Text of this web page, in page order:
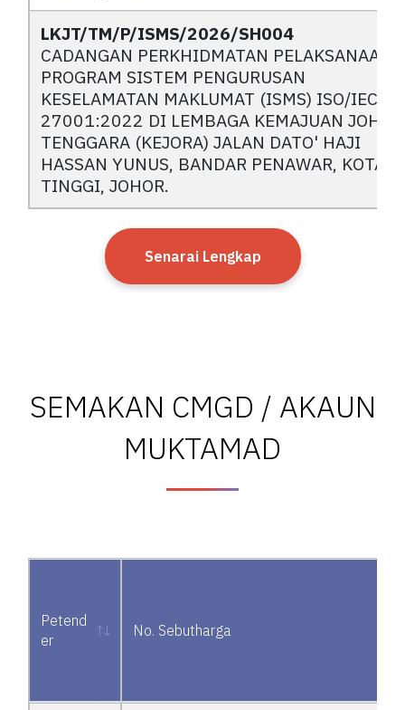
LKJT/TM/P/ISMS/2026/SH004
CADANGAN PERKHIDMATAN PELAKSANAAN
PROGRAM SISTEM PENGURUSAN
KESELAMATAN MAKLUMAT (ISMS) ISO/IEC
27001:2022 DI LEMBAGA KEMAJUAN JOHOR
TENGGARA (KEJORA) JALAN DATO' HAJI
HASSAN YUNUS, BANDAR PENAWAR, KOTA
TINGGI, JOHOR.
Senarai Lengkap
SEMAKAN CMGD / AKAUN
MUKTAMAD
Petend
er
No. Sebutharga